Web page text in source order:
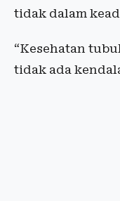
tidak dalam
“Kesehatan
tidak ada